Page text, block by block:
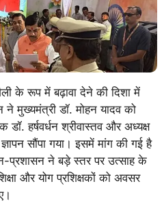
के रूप में बढ़ावा देने की दिशा में
ने मुख्यमंत्री डॉ. मोहन यादव को
डॉ. हर्षवर्धन श्रीवास्तव और अध्यक्ष
सौंपा गया। इसमें मांग की गई है
प्रशासन ने बड़े स्तर पर उत्साह के
और योग प्रशिक्षकों को अवसर